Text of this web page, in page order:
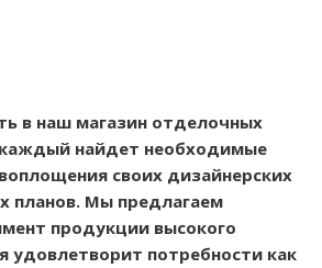
в наш магазин отделочных
найдет необходимые
своих дизайнерских
планов. Мы предлагаем
продукции высокого
удовлетворит потребности как